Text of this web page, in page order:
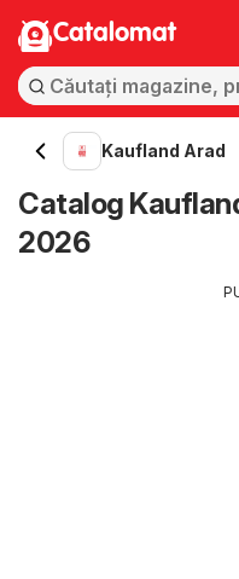
Catalomat
Kaufland Arad
Catalog
2026